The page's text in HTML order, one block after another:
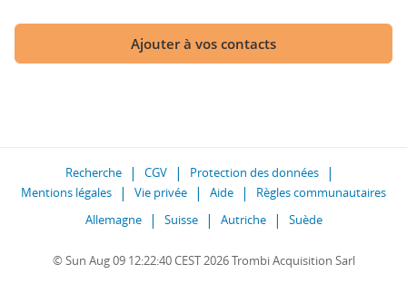
Ajouter à vos contacts
Recherche CGV
Protection des données
Mentions légales
Vie privée Aide
Règles communautaires
Allemagne
Suisse Autriche Suède
© Sun Aug 09 12:22:40 CEST 2026 Trombi Acquisition Sarl